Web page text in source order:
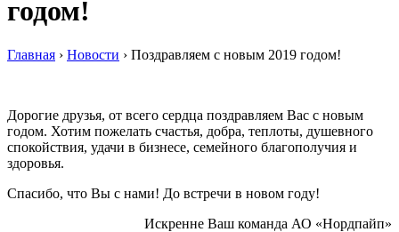
годом!
Главная › Новости › Поздравляем с новым 2019 годом!
Дорогие друзья, от всего сердца поздравляем Вас с новым
годом. Хотим пожелать счастья, добра, теплоты, душевного
спокойствия, удачи в бизнесе, семейного благополучия и
здоровья.
Спасибо, что Вы с нами! До встречи в новом году!
Искренне Ваш команда АО «Нордпайп»